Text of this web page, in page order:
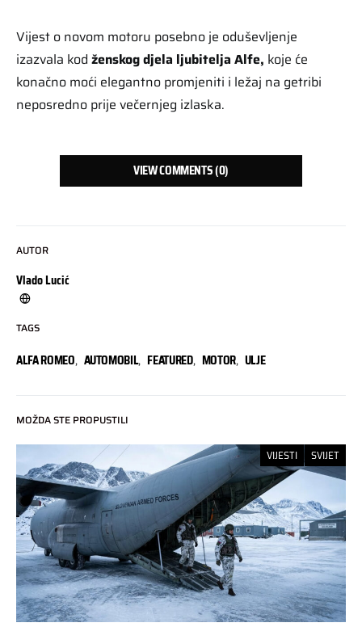
AUTOR
Vlado Lucić
TAGS
ALFA ROMEO, AUTOMOBIL, FEATURED, MOTOR, ULJE
Vijest o novom motoru posebno je oduševljenje
izazvala kod ženskog djela ljubitelja Alfe, koje će
konačno moći elegantno promjeniti i ležaj na getribi
neposredno prije večernjeg izlaska.
VIEW COMMENTS (0)
MOŽDA STE PROPUSTILI
VIJESTI SVIJET